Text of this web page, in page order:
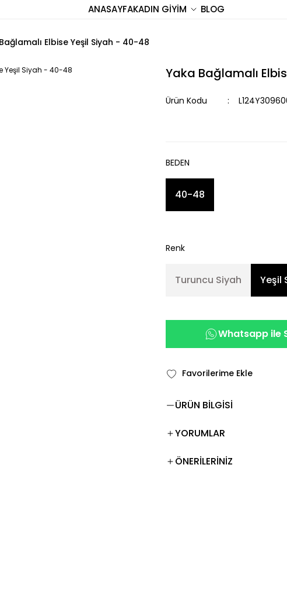
ANASAYFAKADIN GİYİM BLOG
Elbise Yeşil Siyah - 40-48
Yaka Bağlamalı
Ürün Kodu
BEDEN
40-48
Renk
Turuncu Siyah Yeşil
Whatsapp ile
ÜRÜN BİLGİSİ
YORUMLAR
ÖNERİLERİNİZ